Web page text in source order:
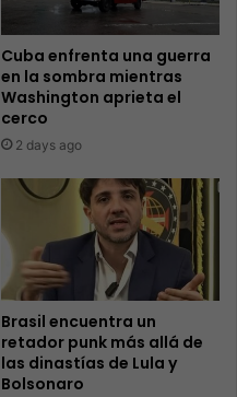
Cuba enfrenta una guerra
en la sombra mientras
Washington aprieta el
cerco
2 days ago
Brasil encuentra un
retador punk más allá de
las dinastías de Lula y
Bolsonaro